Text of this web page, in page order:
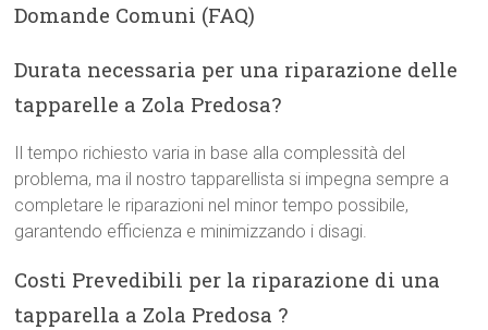
Domande Comuni (FAQ)
Durata necessaria per una riparazione delle
tapparelle a Zola Predosa?
Il tempo richiesto varia in base alla complessità del
problema, ma il nostro tapparellista si impegna sempre a
completare le riparazioni nel minor tempo possibile,
garantendo efficienza e minimizzando i disagi.
Costi Prevedibili per la riparazione di una
tapparella a Zola Predosa ?